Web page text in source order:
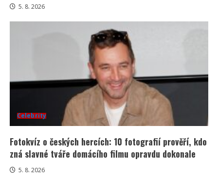
5. 8. 2026
Celebrity
Fotokvíz o českých hercích: 10 fotografií prověří, kdo
zná slavné tváře domácího filmu opravdu dokonale
5. 8. 2026